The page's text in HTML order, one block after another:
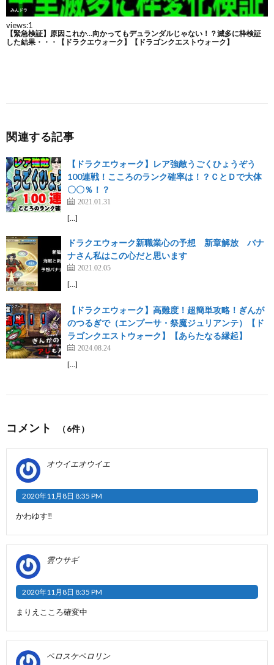
関連する記事
【ドラクエウォーク】レア強敵うごくひょうぞう
100連戦！こころのランク確率は！？ＣとＤで大体
〇〇％！？
2021.01.31
[…]
ドラクエウォーク新職業心の予想 新章解放 バナ
ナさん私はこの心だと思います
2021.02.05
[…]
【ドラクエウォーク】高難度！超簡単攻略！ぎんが
のつるぎで（エンプーサ・祭魔ジュリアンテ）【ド
ラゴンクエストウォーク】【あらたなる縁起】
2024.08.24
[…]
コメント （6件）
オウイエオウイエ
2020年11月8日 8:35 PM
かわゆす‼️
雲ウサギ
2020年11月8日 8:35 PM
まりえこころ確変中
ペロスケペロリン